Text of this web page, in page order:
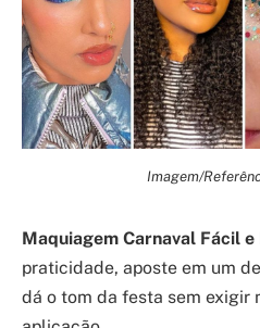
Imagem/
Maquiagem Carnaval Fácil e
praticidade, aposte em um
dá o tom da festa sem exigir